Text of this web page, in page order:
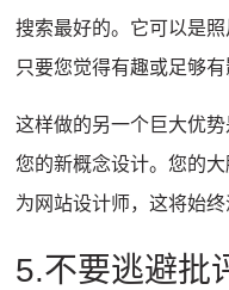
搜索最好的。 它可以是
只要您觉得有趣或足够
这样做的另一个巨大优
您的新概念设计。您的
为网站设计师，这将始终
5.不要逃避批